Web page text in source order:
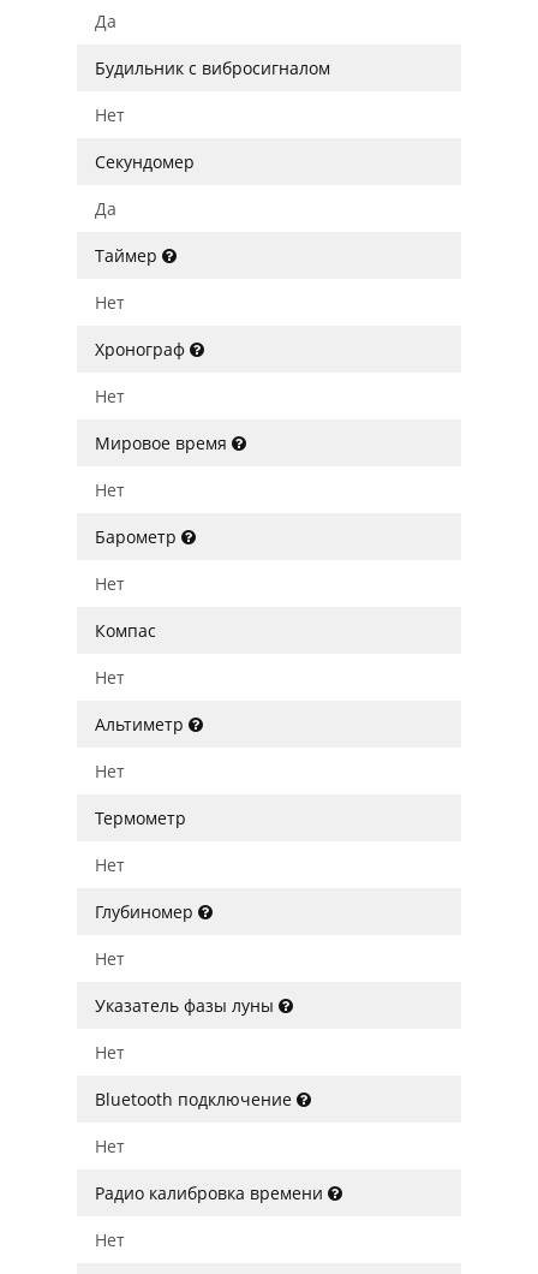
Да
Будильник с вибросигналом
Нет
Секундомер
Да
Таймер
Нет
Хронограф
Нет
Мировое время
Нет
Барометр
Нет
Компас
Нет
Альтиметр
Нет
Термометр
Нет
Глубиномер
Нет
Указатель фазы луны
Нет
Bluetooth подключение
Нет
Радио калибровка времени
Нет